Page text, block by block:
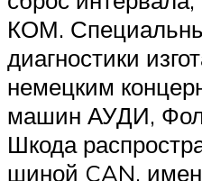
КОМ.
диагностики
немецким
машин АУДИ,
Шкода
шиной CAN,